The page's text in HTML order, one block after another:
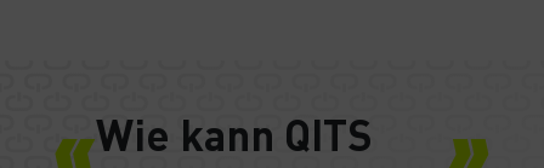
Wie kann QITS